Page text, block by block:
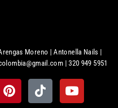
Moreno | Antonella Nails |
| 320 949 5951